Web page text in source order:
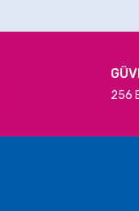
Balık Temalı
256